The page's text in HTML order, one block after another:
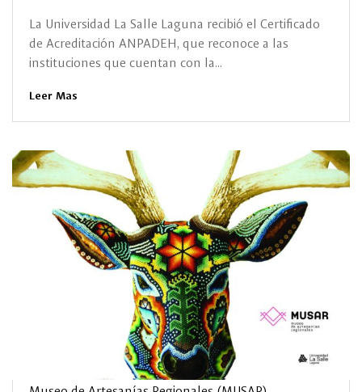
La Universidad La Salle Laguna recibió el Certificado
de Acreditación ANPADEH, que reconoce a las
instituciones que cuentan con la...
Leer Mas